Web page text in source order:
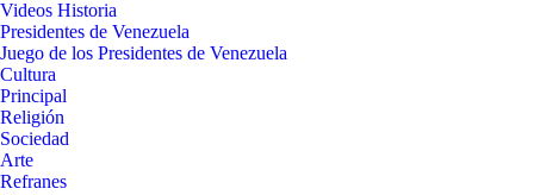
Videos Historia
Presidentes de Venezuela
Juego de los Presidentes de Venezuela
Cultura
Principal
Religión
Sociedad
Arte
Refranes